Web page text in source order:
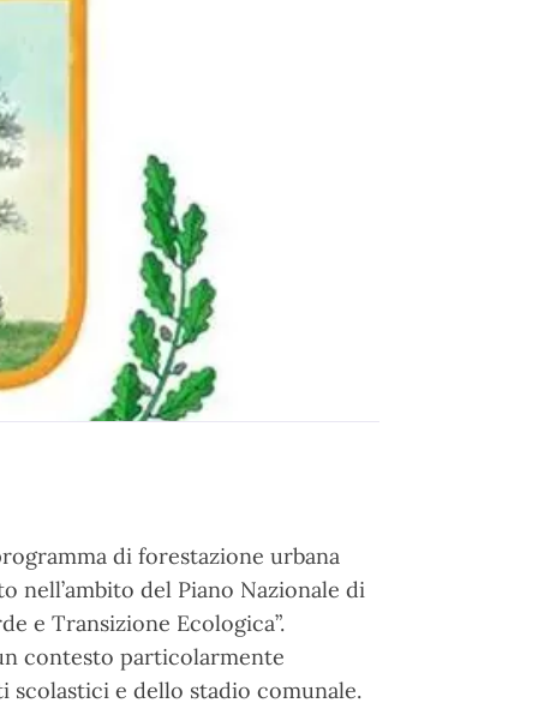
di forestazione urbana
nell’ambito del Piano Nazionale di
e Transizione Ecologica”.
contesto particolarmente
e dello stadio comunale.